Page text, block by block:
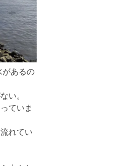
があるの
い。
ていま
れてい